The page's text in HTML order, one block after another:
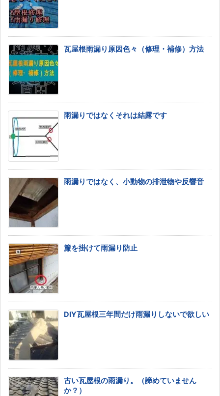
瓦屋根雨漏り原因色々（修理・補修）方法
雨漏りではなくそれは結露です
雨漏りではなく、小動物の排泄物や反響音
簾を掛けて雨漏り防止
DIY瓦屋根三年間だけ雨漏りしないで欲しい
古い瓦屋根の雨漏り。（諦めていません
か？）